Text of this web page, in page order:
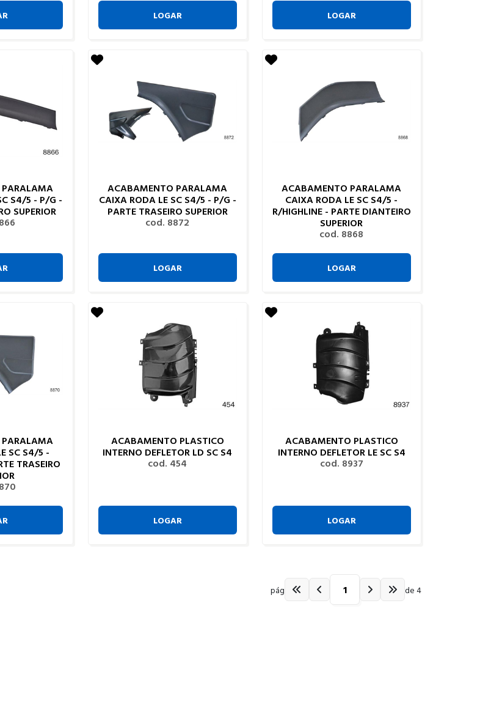
LOGAR LOGAR
S4/5 - P/G -
SUPERIOR
ACABAMENTO PARALAMA
CAIXA RODA LE SC S4/5 - P/G -
PARTE TRASEIRO SUPERIOR
cod. 8872
LOGAR
ACABAMENTO PARALAMA
CAIXA RODA LE SC S4/5 -
R/HIGHLINE - PARTE DIANTEIRO
SUPERIOR
cod. 8868
LOGAR
SC S4/5 -
TRASEIRO
ACABAMENTO PLASTICO
INTERNO DEFLETOR LD SC S4
cod. 454
LOGAR
ACABAMENTO PLASTICO
INTERNO DEFLETOR LE SC S4
cod. 8937
LOGAR
pág de 4